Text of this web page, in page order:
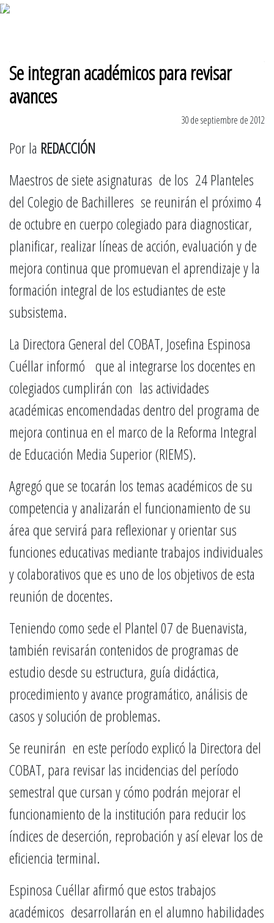
7 de agosto 2026
Se integran académicos para revisar
avances
30 de septiembre de 2012
Por la REDACCIÓN
Maestros de siete asignaturas de los 24 Planteles
del Colegio de Bachilleres se reunirán el próximo 4
de octubre en cuerpo colegiado para diagnosticar,
planificar, realizar líneas de acción, evaluación y de
mejora continua que promuevan el aprendizaje y la
formación integral de los estudiantes de este
subsistema.
La Directora General del COBAT, Josefina Espinosa
Cuéllar informó que al integrarse los docentes en
colegiados cumplirán con las actividades
académicas encomendadas dentro del programa de
mejora continua en el marco de la Reforma Integral
de Educación Media Superior (RIEMS).
Agregó que se tocarán los temas académicos de su
competencia y analizarán el funcionamiento de su
área que servirá para reflexionar y orientar sus
funciones educativas mediante trabajos individuales
y colaborativos que es uno de los objetivos de esta
reunión de docentes.
Teniendo como sede el Plantel 07 de Buenavista,
también revisarán contenidos de programas de
estudio desde su estructura, guía didáctica,
procedimiento y avance programático, análisis de
casos y solución de problemas.
Se reunirán en este período explicó la Directora del
COBAT, para revisar las incidencias del período
semestral que cursan y cómo podrán mejorar el
funcionamiento de la institución para reducir los
índices de deserción, reprobación y así elevar los de
eficiencia terminal.
Espinosa Cuéllar afirmó que estos trabajos
académicos desarrollarán en el alumno habilidades